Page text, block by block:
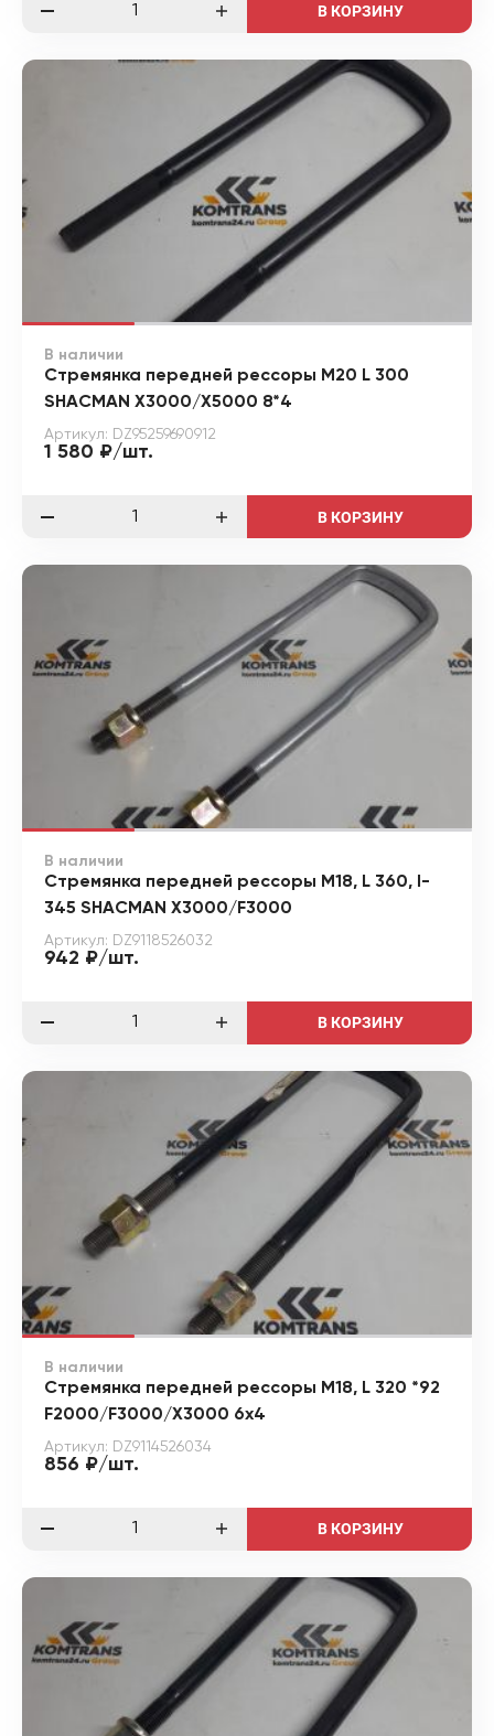
В КОРЗИНУ
В наличии
Стремянка передней рессоры М20 L 300
SHACMAN X3000/X5000 8*4
Артикул: DZ95259690912
1 580 ₽/шт.
В КОРЗИНУ
В наличии
Стремянка передней рессоры М18, L 360, l-
345 SHACMAN X3000/F3000
Артикул: DZ9118526032
942 ₽/шт.
В КОРЗИНУ
В наличии
Стремянка передней рессоры М18, L 320 *92
F2000/F3000/X3000 6x4
Артикул: DZ9114526034
856 ₽/шт.
В КОРЗИНУ